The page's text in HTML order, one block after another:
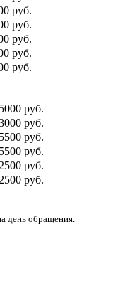
руб.
руб.
руб.
руб.
руб.
руб.
руб.
руб.
5500 руб.
руб.
2500 руб.
день обращения.